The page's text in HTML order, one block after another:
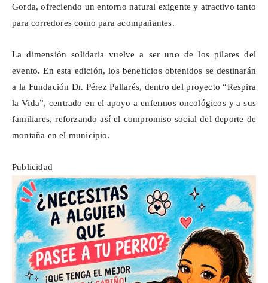
Gorda, ofreciendo un entorno natural exigente y atractivo tanto
para corredores como para acompañantes.
La dimensión solidaria vuelve a ser uno de los pilares del
evento. En esta edición, los beneficios obtenidos se destinarán
a la Fundación Dr. Pérez Pallarés, dentro del proyecto “Respira
la Vida”, centrado en el apoyo a enfermos oncológicos y a sus
familiares, reforzando así el compromiso social del deporte de
montaña en el municipio.
Publicidad